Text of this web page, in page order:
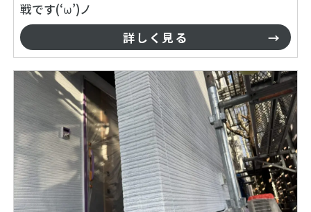
戦です(‘ω’)ノ
詳しく見る